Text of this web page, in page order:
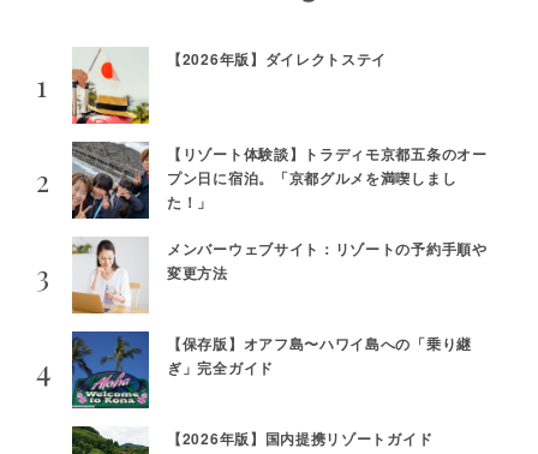
【2026年版】ダイレクトステイ
【リゾート体験談】トラディモ京都五条のオー
プン日に宿泊。「京都グルメを満喫しまし
た！」
メンバーウェブサイト：リゾートの予約手順や
変更方法
【保存版】オアフ島〜ハワイ島への「乗り継
ぎ」完全ガイド
【2026年版】国内提携リゾートガイド